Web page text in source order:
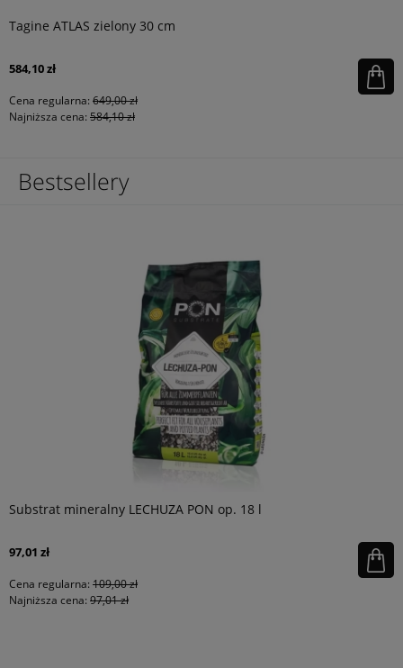
Tagine ATLAS zielony 30 cm
584,10 zł
Cena regularna: 649,00 zł
Najniższa cena: 584,10 zł
Bestsellery
Substrat mineralny LECHUZA PON op. 18 l
97,01 zł
Cena regularna: 109,00 zł
Najniższa cena: 97,01 zł